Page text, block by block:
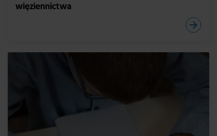
więziennictwa